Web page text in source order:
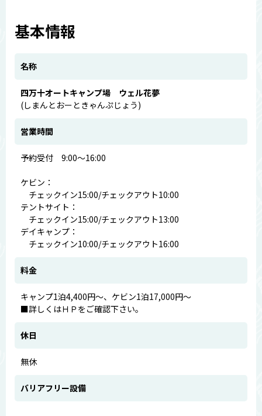
基本情報
名称
四万十オートキャンプ場 ウェル花夢
(しまんとおーときゃんぷじょう)
営業時間
予約受付 9:00～16:00
ケビン：
チェックイン15:00/チェックアウト10:00
テントサイト：
チェックイン15:00/チェックアウト13:00
デイキャンプ：
チェックイン10:00/チェックアウト16:00
料金
キャンプ1泊4,400円～、ケビン1泊17,000円～
■詳しくはＨＰをご確認下さい。
休日
無休
バリアフリー設備